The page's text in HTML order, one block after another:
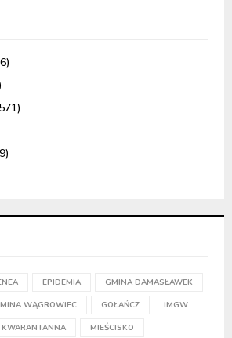
EPIDEMIA GMINA DAMASŁAWEK
WĄGROWIEC GOŁAŃCZ IMGW
KWARANTANNA MIEŚCISKO